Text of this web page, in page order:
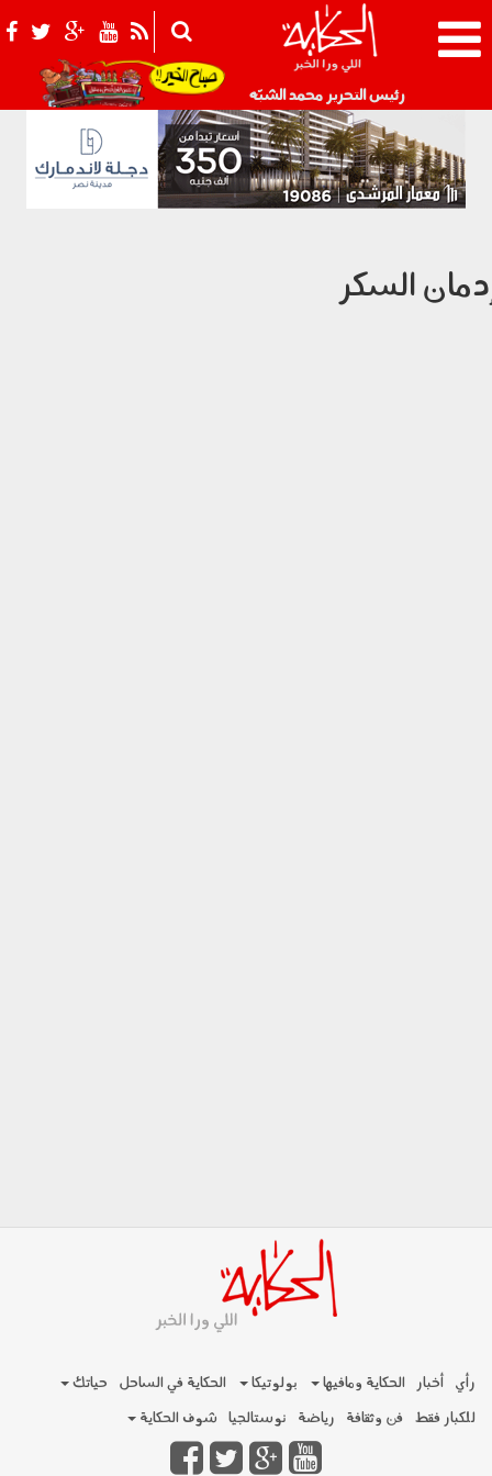
رئيس التحرير محمد الشبّه 021_2.png
السكر
رأي أخبار الحكاية ومافيها بولوتيكا الحكاية في الساحل
حياتك
للكبار فقط فن وثقافة رياضة نوستالجيا شوف الحكاية